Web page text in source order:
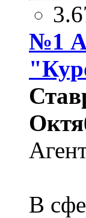
№1
В